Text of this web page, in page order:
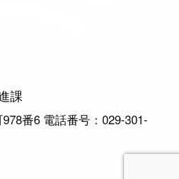
課
番6 電話番号：029-301-